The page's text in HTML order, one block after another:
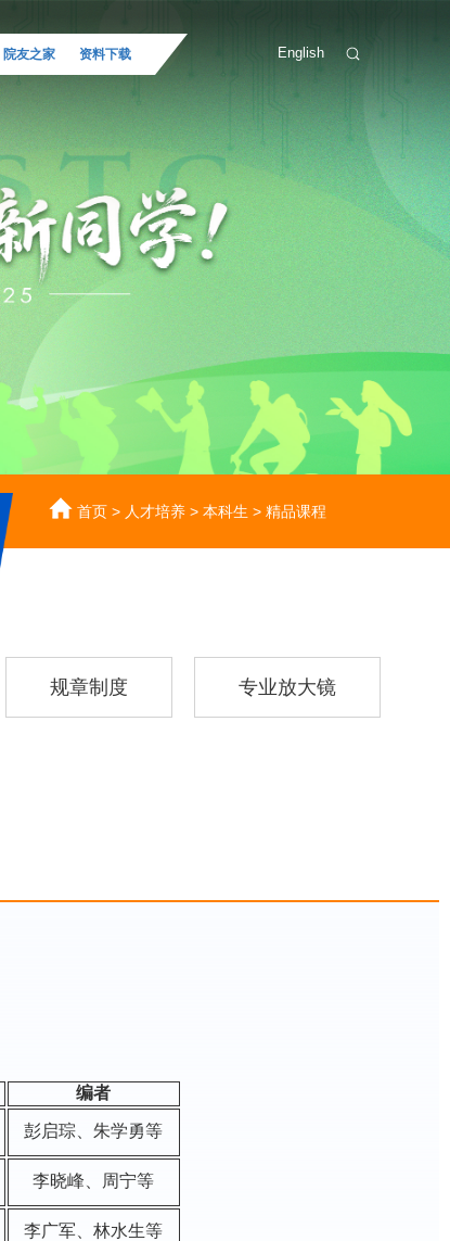
院友之家 资料下载 English
首页 > 人才培养 > 本科生 > 精品课程
规章制度 专业放大镜
编者
彭启琮、朱学勇等
李晓峰、周宁等
李广军、林水生等